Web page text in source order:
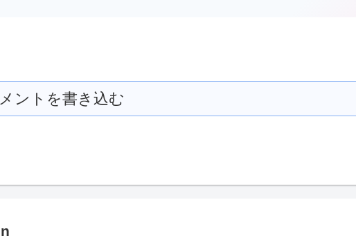
ントを書き込む